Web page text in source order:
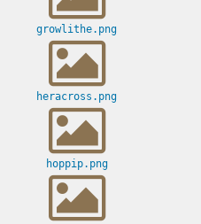
growlithe.png
heracross.png
hoppip.png